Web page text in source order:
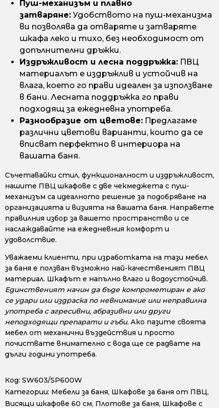
Пуш-механизъм и плавно
затваряне: Удобството на пуш-механизма
ви позволява да отваряте и затваряте
шкафа леко и тихо, без необходимост от
допълнителни дръжки.
Издръжливост и лесна поддръжка: ПВЦ
материалът е издръжлив и устойчив на
влага, което го прави идеален за използване
в бани. Лесната поддръжка го прави
подходящ за ежедневна употреба.
Разнообразие от цветове: Предлагаме
различни цветови варианти, които да се
вписват перфектно в интериора на
вашата баня.
Съчетавайки стил, функционалност и издръжливост,
нашите ПВЦ шкафове с две чекмеджета с пуш-
механизъм са идеалното решение за подобряване на
организацията и визията на вашата баня. Направете
правилния избор за вашето пространство и се
наслаждавайте на ежедневния комфорт и
удоволствие.
Уважаеми клиенти, при изработката на тази мебел
за баня е ползван възможно най-качественият ПВЦ
материал. Шкафът е напълно влаго и водоустойчив.
Единственият начин да бъде компрометиран е ако
се удари или издраска по невнимание или неправилна
употреба с агресивни, абразивни или други
неподходящи препарати и гъби. Ако пазите своята
мебел от механични въздействия и просто
почиствате внимателно с вода ще се радвате на
дълги години употреба.
Код: SW603/SP600W
Категории: Мебели за баня, Шкафове за баня от ПВЦ,
Висящи шкафове 60 см, Плотове за баня, Шкафове с